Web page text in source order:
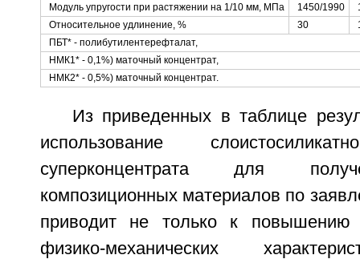
Модуль упругости при растяжении на 1/10 мм, МПа
1450/1990
Относительное удлинение, %
30
ПБТ* - полибутилентерефталат,
НМК1* - 0,1%) маточный концентрат,
НМК2* - 0,5%) маточный концентрат.
Из приведенных в таблице
использование
суперконцентрата для
композиционных материалов по
приводит не только к повышению
физико-механических